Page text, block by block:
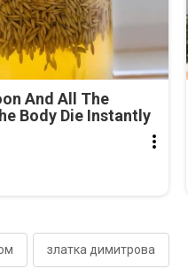
And All The
Body Die Instantly
златка димитрова